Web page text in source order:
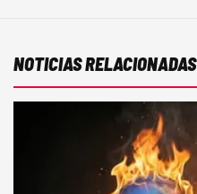
NOTICIAS RELACIONADAS